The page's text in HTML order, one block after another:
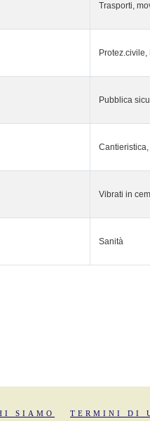
Trasporti,
Pubblica
Vibrati in
Sanità
SIAMO TERMINI DI